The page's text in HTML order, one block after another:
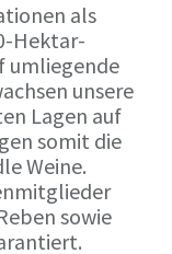
als
Hektar-
umliegende
unsere
Lagen auf
somit die
Weine.
sowie